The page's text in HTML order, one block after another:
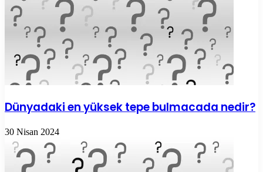
Dünyadaki en yüksek tepe bulmacada nedir?
30 Nisan 2024